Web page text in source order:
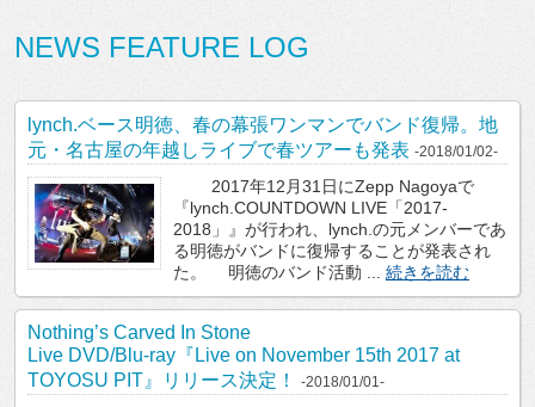
NEWS FEATURE LOG
lynch.ベース明徳、春の幕張ワンマンでバンド復帰。地
元・名古屋の年越しライブで春ツアーも発表 -2018/01/02-
2017年12月31日にZepp Nagoyaで
『lynch.COUNTDOWN LIVE「2017-
2018」』が行われ、lynch.の元メンバーであ
る明徳がバンドに復帰することが発表され
た。 明徳のバンド活動 ... 続きを読む
Nothing’s Carved In Stone
Live DVD/Blu-ray『Live on November 15th 2017 at
TOYOSU PIT』リリース決定！
-2018/01/01-